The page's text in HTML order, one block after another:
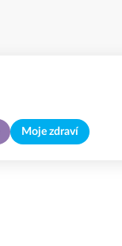
Moje zdraví